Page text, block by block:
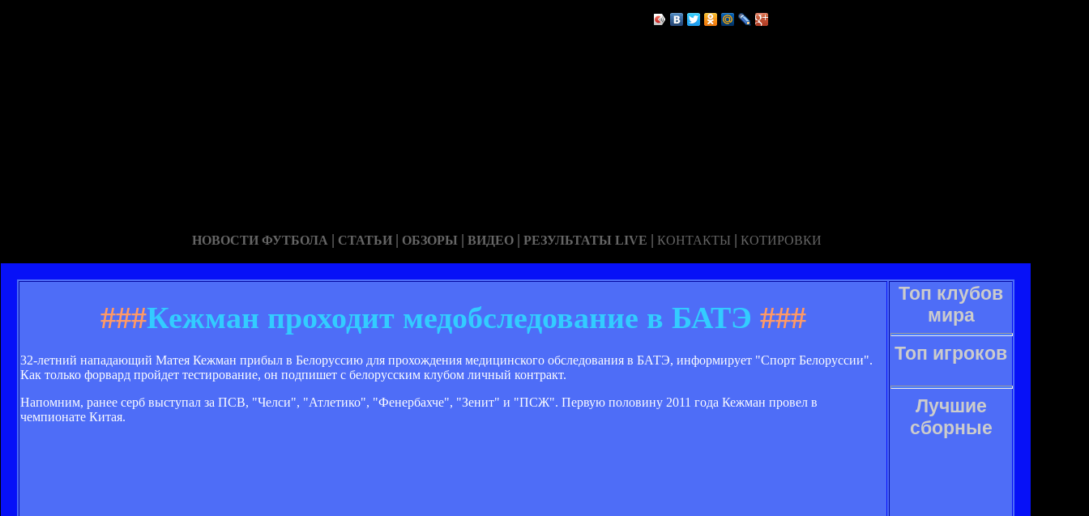
НОВОСТИ ФУТБОЛА | СТАТЬИ | ОБЗОРЫ | ВИДЕО | РЕЗУЛЬТАТЫ LIVE | КОНТАКТЫ | КОТИРОВКИ
###Кежман проходит медобследование в БАТЭ ###
32-летний нападающий Матея Кежман прибыл в Белоруссию для прохождения медицинского обследования в БАТЭ, информирует "Спорт Белоруссии".
Как только форвард пройдет тестирование, он подпишет с белорусским клубом личный контракт.
Напомним, ранее серб выступал за ПСВ, "Челси", "Атлетико", "Фенербахче", "Зенит" и "ПСЖ". Первую половину 2011 года Кежман провел в
чемпионате Китая.
Топ клубов
мира
Топ игроков
Лучшие
сборные